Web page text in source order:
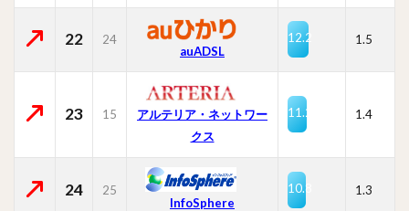
22
24
auADSL
12.2 1.5
23 15
アルテリア・ネットワー
クス
11.2 1.4
24
25
InfoSphere
10.8 1.3